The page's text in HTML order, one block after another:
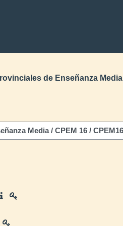
de Enseñanza Media
cursos